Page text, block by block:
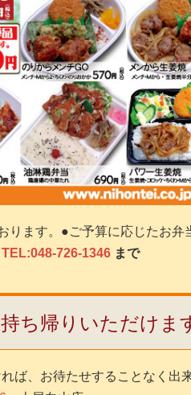
ります。●ご予算に応じたお弁
TEL:048-726-1346まで
ち帰りいただけま
ば、お待たせすることなく出